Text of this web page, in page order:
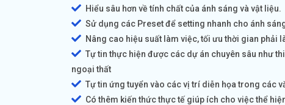
Hiểu sâu hơn về tính chất của ánh sáng và vật liệu.
Sử dụng các Preset để setting nhanh cho ánh
Nâng cao hiệu suất làm việc, tối ưu thời gian phải
Tự tin thực hiện được các dự án chuyên sâu như
ngoại thất
Tự tin ứng tuyển vào các vị trí diễn họa trong các
Có thêm kiến thức thực tế giúp ích cho việc thể